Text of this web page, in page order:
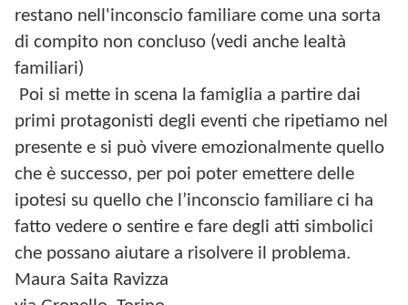
restano nell'inconscio familiare come una sorta
di compito non concluso (vedi anche lealtà
familiari)
Poi si mette in scena la famiglia a partire dai
primi protagonisti degli eventi che ripetiamo nel
presente e si può vivere emozionalmente quello
che è successo, per poi poter emettere delle
ipotesi su quello che l’inconscio familiare ci ha
fatto vedere o sentire e fare degli atti simbolici
che possano aiutare a risolvere il problema.
Maura Saita Ravizza